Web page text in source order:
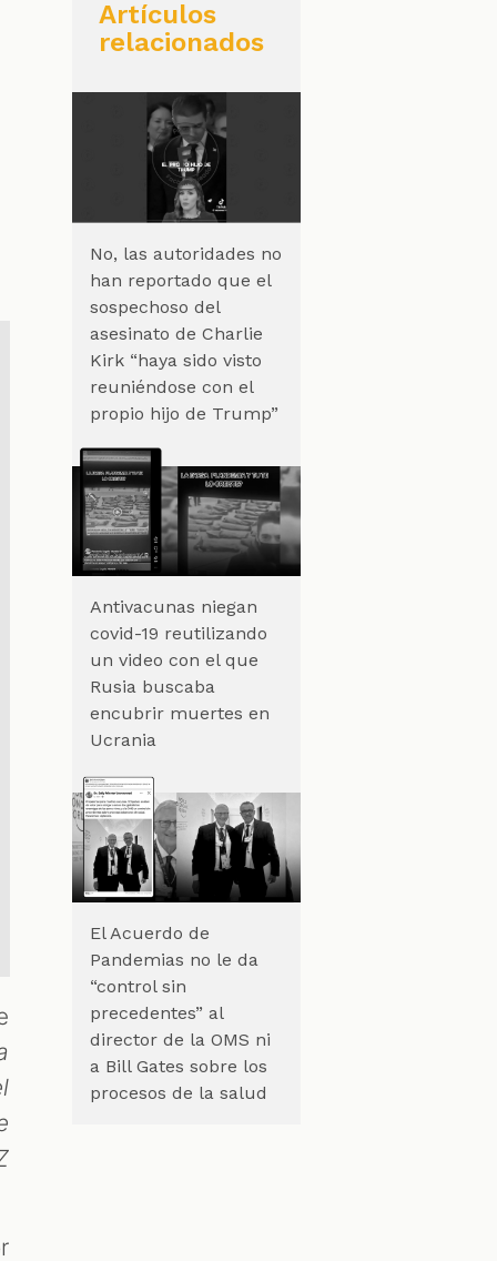
Artículos
relacionados
No, las autoridades no
han reportado que el
sospechoso del
asesinato de Charlie
Kirk “haya sido visto
reuniéndose con el
propio hijo de Trump”
Antivacunas niegan
covid-19 reutilizando
un video con el que
Rusia buscaba
encubrir muertes en
Ucrania
El Acuerdo de
Pandemias no le da
“control sin
precedentes” al
director de la OMS ni
a Bill Gates sobre los
procesos de la salud